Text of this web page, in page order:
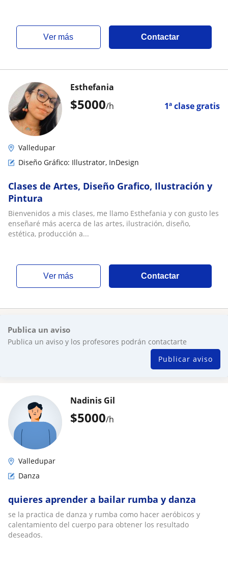
ver más Contactar
$5000/h 1ª clase gratis
Esthefania
Valledupar
Diseño Gráfico: Illustrator, InDesign
Clases de Artes, Diseño Grafico, Ilustración y
Pintura
Bienvenidos a mis clases, me llamo Esthefania y con gusto les
enseñaré más acerca de las artes, ilustración, diseño,
estética, producción a...
ver más Contactar
Publica un aviso
Publica un aviso y los profesores podrán contactarte
Publicar aviso
$5000/h
Nadinis Gil
Valledupar
Danza
quieres aprender a bailar rumba y danza
se la practica de danza y rumba como hacer aeróbicos y
calentamiento del cuerpo para obtener los resultado
deseados.